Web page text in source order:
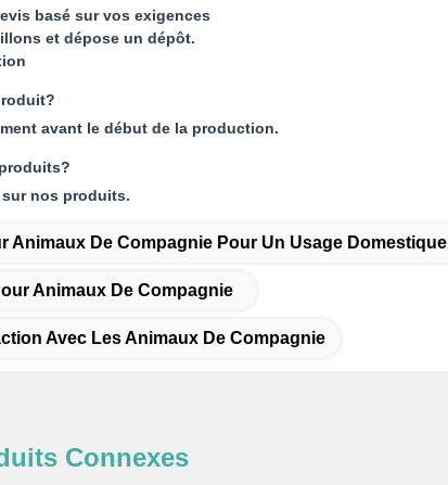
basé sur vos exigences
et dépose un dépôt.
avant le début de la production.
nos produits.
Animaux De Compagnie Pour Un Usage Domestique
Animaux De Compagnie
Avec Les Animaux De Compagnie
Connexes